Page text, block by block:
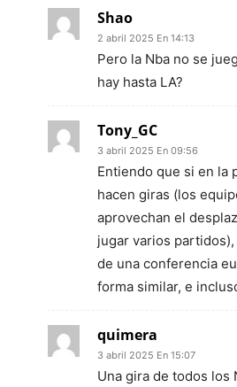
Shao
2 abril 2025 En 14:13
Pero la Nba no se
hay hasta LA?
Tony_GC
3 abril 2025 En 09:56
Entiendo que si en la
hacen giras (los
aprovechan el
jugar varios
de una conferencia
forma similar, e
quimera
3 abril 2025 En 15:07
Una gira de todos los